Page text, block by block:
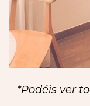
*Podéis ver